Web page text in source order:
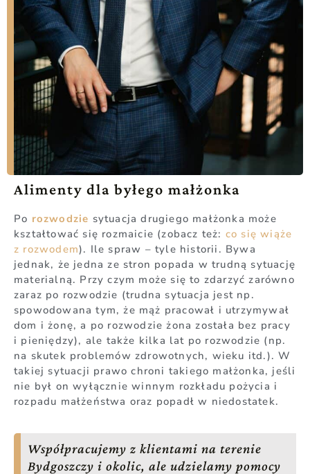
Alimenty dla byłego małżonka
Po rozwodzie sytuacja drugiego małżonka może
kształtować się rozmaicie (zobacz też: co się wiąże
z rozwodem). Ile spraw – tyle historii. Bywa
jednak, że jedna ze stron popada w trudną sytuację
materialną. Przy czym może się to zdarzyć zarówno
zaraz po rozwodzie (trudna sytuacja jest np.
spowodowana tym, że mąż pracował i utrzymywał
dom i żonę, a po rozwodzie żona została bez pracy
i pieniędzy), ale także kilka lat po rozwodzie (np.
na skutek problemów zdrowotnych, wieku itd.). W
takiej sytuacji prawo chroni takiego małżonka, jeśli
nie był on wyłącznie winnym rozkładu pożycia i
rozpadu małżeństwa oraz popadł w niedostatek.
Współpracujemy z klientami na terenie
Bydgoszczy i okolic, ale udzielamy pomocy